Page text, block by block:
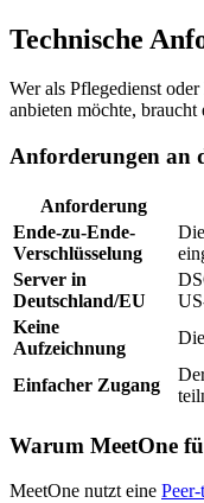
Technische
Wer als Pflegedienst
anbieten möchte, braucht
Anforderungen an
Anforderung
Ende-zu-Ende-
Verschlüsselung
Server in
Deutschland/EU
Keine
Aufzeichnung
Einfacher Zugang
Warum MeetOne
MeetOne nutzt eine